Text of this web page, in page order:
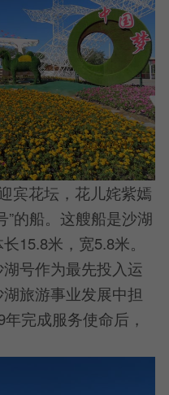
花坛，花儿姹紫嫣
”的船。这艘船是沙湖
15.8米，宽5.8米。
号作为最先投入运
旅游事业发展中担
完成服务使命后，